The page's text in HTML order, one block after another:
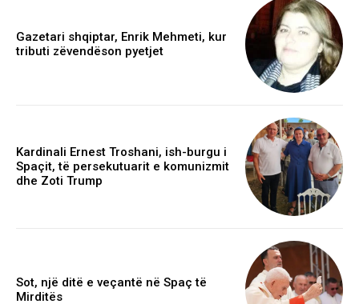
Gazetari shqiptar, Enrik Mehmeti, kur
tributi zëvendëson pyetjet
Kardinali Ernest Troshani, ish-burgu i
Spaçit, të persekutuarit e komunizmit
dhe Zoti Trump
Sot, një ditë e veçantë në Spaç të
Mirditës